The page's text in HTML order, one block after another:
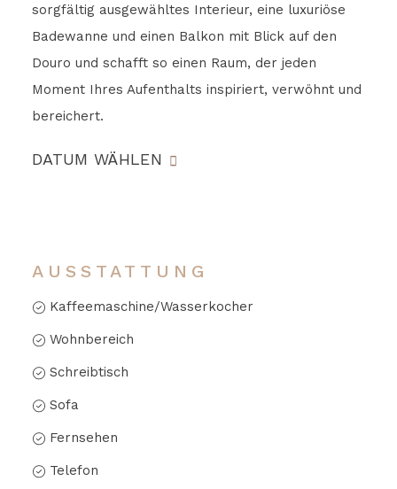
sorgfältig ausgewähltes Interieur, eine luxuriöse
Badewanne und einen Balkon mit Blick auf den
Douro und schafft so einen Raum, der jeden
Moment Ihres Aufenthalts inspiriert, verwöhnt und
bereichert.
DATUM WÄHLEN
AUSSTATTUNG
Kaffeemaschine/Wasserkocher
Wohnbereich
Schreibtisch
Sofa
Fernsehen
Telefon